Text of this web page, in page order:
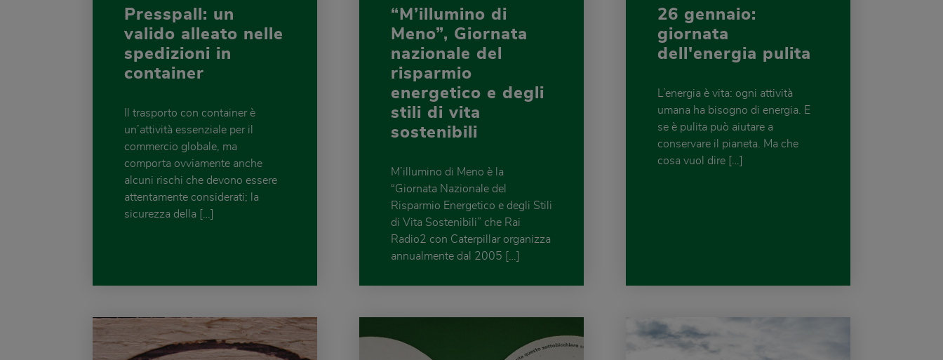
Presspall: un
valido alleato nelle
spedizioni in
container
Il trasporto con container è
un’attività essenziale per il
commercio globale, ma
comporta ovviamente anche
alcuni rischi che devono essere
attentamente considerati; la
sicurezza della […]
“M’illumino di
Meno”, Giornata
nazionale del
risparmio
energetico e degli
stili di vita
sostenibili
M’illumino di Meno è la
“Giornata Nazionale del
Risparmio Energetico e degli Stili
di Vita Sostenibili” che Rai
Radio2 con Caterpillar organizza
annualmente dal 2005 […]
26 gennaio:
giornata
dell'energia pulita
L’energia è vita: ogni attività
umana ha bisogno di energia. E
se è pulita può aiutare a
conservare il pianeta. Ma che
cosa vuol dire […]